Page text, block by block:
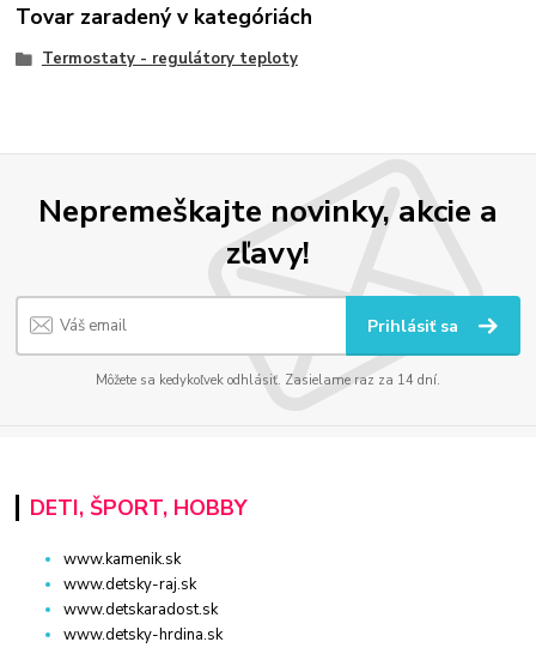
Tovar zaradený v kategóriách
Termostaty - regulátory teploty
Nepremeškajte novinky, akcie a
zľavy!
Prihlásiť sa
Môžete sa kedykoľvek odhlásiť. Zasielame raz za 14 dní.
DETI, ŠPORT, HOBBY
www.kamenik.sk
www.detsky-raj.sk
www.detskaradost.sk
www.detsky-hrdina.sk